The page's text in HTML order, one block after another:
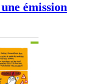
émission